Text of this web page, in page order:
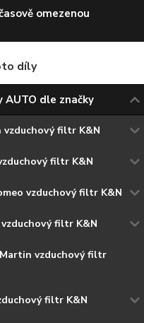
omezenou
díly
AUTO dle značky
filtr K&N
filtr K&N
vzduchový filtr K&N
filtr K&N
vzduchový filtr
filtr K&N